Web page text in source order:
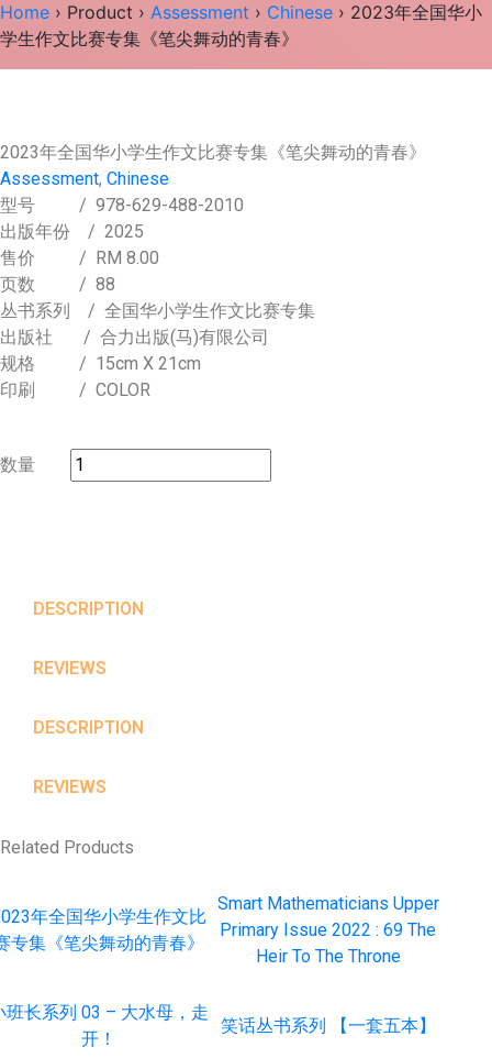
Home › Product › Assessment › Chinese › 2023年全国华小
学生作文比赛专集《笔尖舞动的青春》
2023年全国华小学生作文比赛专集《笔尖舞动的青春》
Assessment, Chinese
型号 / 978-629-488-2010
出版年份 / 2025
售价 / RM 8.00
页数 / 88
丛书系列 / 全国华小学生作文比赛专集
出版社 / 合力出版(马)有限公司
规格 / 15cm X 21cm
印刷 / COLOR
数量
DESCRIPTION
REVIEWS
DESCRIPTION
REVIEWS
Related Products
年全国华小学生作文比
专集《笔尖舞动的青春》
Smart Mathematicians Upper
Primary Issue 2022 : 69 The
Heir To The Throne
班长系列 03 – 大水母，走
开！
笑话丛书系列 【一套五本】